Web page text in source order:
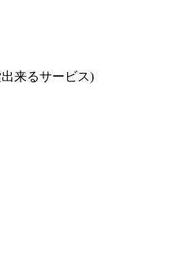
来るサービス)